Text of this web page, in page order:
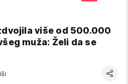
više od 500.000
muža: Želi da se